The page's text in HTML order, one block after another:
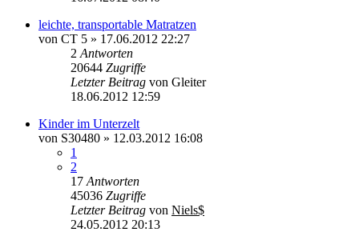
leichte, transportable Matratzen
von CT 5 » 17.06.2012 22:27
2 Antworten
20644 Zugriffe
Letzter Beitrag von Gleiter
18.06.2012 12:59
Kinder im Unterzelt
von S30480 » 12.03.2012 16:08
1
2
17 Antworten
45036 Zugriffe
Letzter Beitrag von Niels$
24.05.2012 20:13